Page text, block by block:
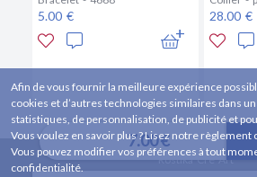
5.00 € 28.00 €
7.00 €
Rostika Cré Art
Afin de vous fournir la meilleure expérience
cookies et d’autres technologies similaires dans
statistiques, de personnalisation, de publicité et
Vous voulez en savoir plus ? Lisez notre règlement
Vous pouvez modifier vos préférences à tout
confidentialité.